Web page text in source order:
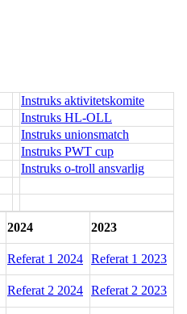
Instruks aktivitetskomite
Instruks HL-OLL
Instruks unionsmatch
Instruks PWT cup
Instruks o-troll ansvarlig
2024 2023
Referat 1 2024 Referat 1 2023
Referat 2 2024 Referat 2 2023